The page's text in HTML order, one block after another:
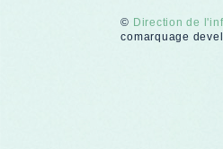
© Direction de
comarquage